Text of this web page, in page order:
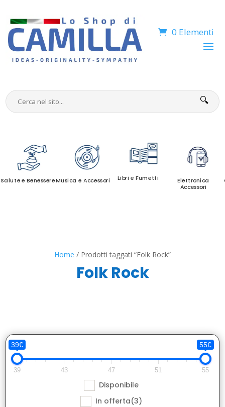
0 Elementi
🔍
Salute e BenessereMusica e Accessori Libri e Fumetti
Elettronica
Accessori
Home / Prodotti taggati “Folk Rock”
Folk Rock
39€ 55€
39 43 47 51 55
Disponibile
In offerta(3)